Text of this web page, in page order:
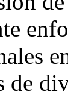
de